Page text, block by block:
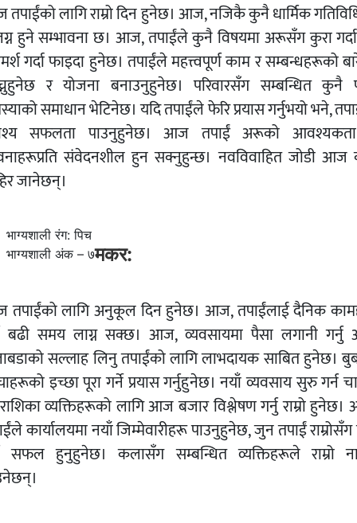
लागि राम्रो दिन हुनेछ। आज, नजिकै कुनै धार्मिक
हुने सम्भावना छ। आज, तपाईंले कुनै विषयमा अरूसँग कुरा
गर्दा फाइदा हुनेछ। तपाईंले महत्त्वपूर्ण काम र सम्बन्धहरूको
र योजना बनाउनुहुनेछ। परिवारसँग सम्बन्धित कुनै
समाधान भेटिनेछ। यदि तपाईंले फेरि प्रयास गर्नुभयो भने,
सफलता पाउनुहुनेछ। आज तपाईं अरूको
संवेदनशील हुन सक्नुहुन्छ। नवविवाहित जोडी
जानेछन्।
भाग्यशाली रंग: पिच
भाग्यशाली अंक – ७मकर:
लागि अनुकूल दिन हुनेछ। आज, तपाईंलाई दैनिक
बढी समय लाग्न सक्छ। आज, व्यवसायमा पैसा लगानी गर्नु
सल्लाह लिनु तपाईंको लागि लाभदायक साबित हुनेछ।
इच्छा पूरा गर्ने प्रयास गर्नुहुनेछ। नयाँ व्यवसाय सुरु गर्न
व्यक्तिहरूको लागि आज बजार विश्लेषण गर्नु राम्रो
कार्यालयमा नयाँ जिम्मेवारीहरू पाउनुहुनेछ, जुन तपाईं राम्रोसँग
सफल हुनुहुनेछ। कलासँग सम्बन्धित व्यक्तिहरूले राम्रो